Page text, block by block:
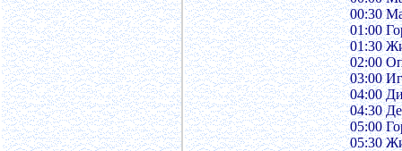
00:30
01:00
01:30
02:00
03:00
04:00
04:30
05:00
05:30